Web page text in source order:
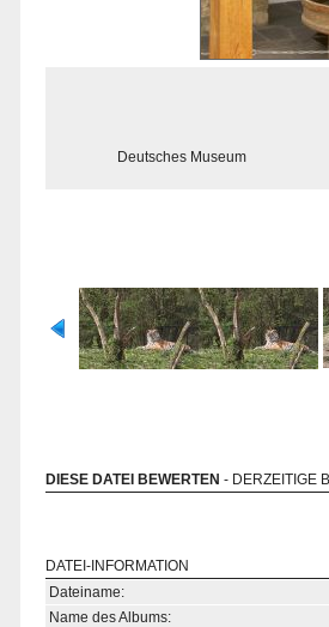
Deutsches Museum
DIESE DATEI BEWERTEN - DERZEITIGE
DATEI-INFORMATION
Dateiname:
Name des Albums: